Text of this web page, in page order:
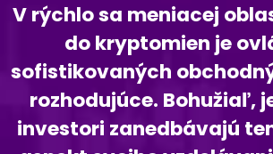
V rýchlo sa meniacej
do kryptomien je
sofistikovaných
rozhodujúce. Bohužiaľ,
investori zanedbávajú